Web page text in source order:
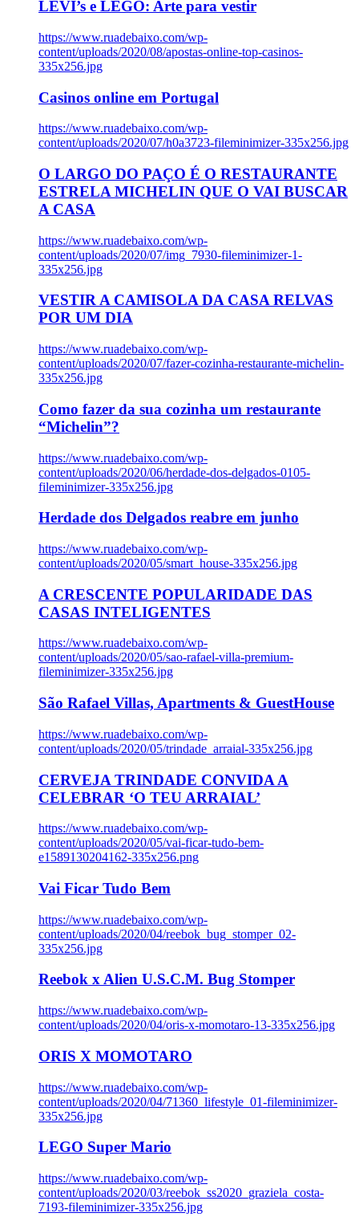
LEVI’s e LEGO: Arte para vestir
https://www.ruadebaixo.com/wp-
content/uploads/2020/08/apostas-online-top-casinos-
335x256.jpg
Casinos online em Portugal
https://www.ruadebaixo.com/wp-
content/uploads/2020/07/h0a3723-fileminimizer-335x256.jpg
O LARGO DO PAÇO É O RESTAURANTE
ESTRELA MICHELIN QUE O VAI BUSCAR
A CASA
https://www.ruadebaixo.com/wp-
content/uploads/2020/07/img_7930-fileminimizer-1-
335x256.jpg
VESTIR A CAMISOLA DA CASA RELVAS
POR UM DIA
https://www.ruadebaixo.com/wp-
content/uploads/2020/07/fazer-cozinha-restaurante-michelin-
335x256.jpg
Como fazer da sua cozinha um restaurante
“Michelin”?
https://www.ruadebaixo.com/wp-
content/uploads/2020/06/herdade-dos-delgados-0105-
fileminimizer-335x256.jpg
Herdade dos Delgados reabre em junho
https://www.ruadebaixo.com/wp-
content/uploads/2020/05/smart_house-335x256.jpg
A CRESCENTE POPULARIDADE DAS
CASAS INTELIGENTES
https://www.ruadebaixo.com/wp-
content/uploads/2020/05/sao-rafael-villa-premium-
fileminimizer-335x256.jpg
São Rafael Villas, Apartments & GuestHouse
https://www.ruadebaixo.com/wp-
content/uploads/2020/05/trindade_arraial-335x256.jpg
CERVEJA TRINDADE CONVIDA A
CELEBRAR ‘O TEU ARRAIAL’
https://www.ruadebaixo.com/wp-
content/uploads/2020/05/vai-ficar-tudo-bem-
e1589130204162-335x256.png
Vai Ficar Tudo Bem
https://www.ruadebaixo.com/wp-
content/uploads/2020/04/reebok_bug_stomper_02-
335x256.jpg
Reebok x Alien U.S.C.M. Bug Stomper
https://www.ruadebaixo.com/wp-
content/uploads/2020/04/oris-x-momotaro-13-335x256.jpg
ORIS X MOMOTARO
https://www.ruadebaixo.com/wp-
content/uploads/2020/04/71360_lifestyle_01-fileminimizer-
335x256.jpg
LEGO Super Mario
https://www.ruadebaixo.com/wp-
content/uploads/2020/03/reebok_ss2020_graziela_costa-
7193-fileminimizer-335x256.jpg